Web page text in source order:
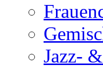
Jazz-